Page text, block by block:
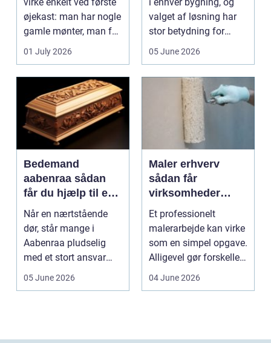
øjekast: man har nogle
gamle mønter, man får
dem vurderet...
01 July 2026
valget af løsning har
stor betydning for
05 June 2026
Bedemand
aabenraa sådan
får du hjælp til en
værdig afsked
Når en nærtstående
dør, står mange i
Aabenraa pludselig
med et stort ansvar
05 June 2026
Maler erhverv
sådan får
virksomheder
mest værdi af
professionelt
malerarbejde
Et professionelt
malerarbejde kan virke
som en simpel opgave.
Alligevel gør forskellen
04 June 2026